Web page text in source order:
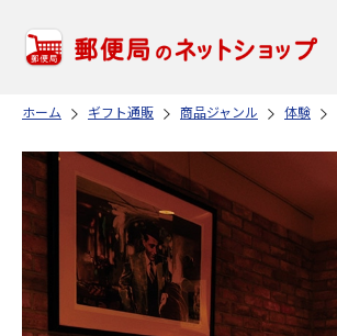
ホーム ギフト通販 商品ジャンル 体験